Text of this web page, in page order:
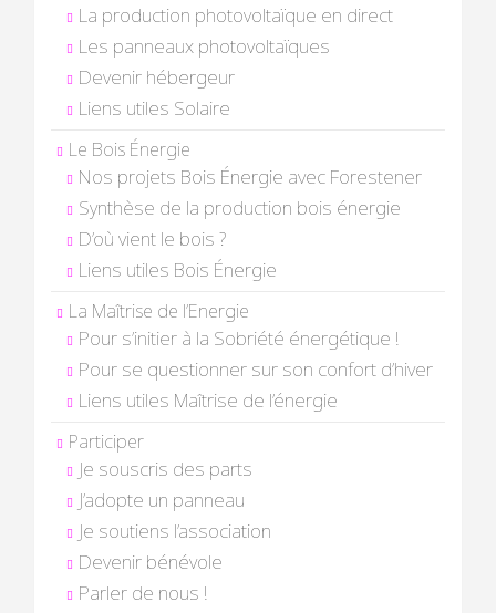
La production photovoltaïque en direct
Les panneaux photovoltaïques
Devenir hébergeur
Liens utiles Solaire
Le Bois Énergie
Nos projets Bois Énergie avec Forestener
Synthèse de la production bois énergie
D’où vient le bois ?
Liens utiles Bois Énergie
La Maîtrise de l’Energie
Pour s’initier à la Sobriété énergétique !
Pour se questionner sur son confort d’hiver
Liens utiles Maîtrise de l’énergie
Participer
Je souscris des parts
J’adopte un panneau
Je soutiens l’association
Devenir bénévole
Parler de nous !